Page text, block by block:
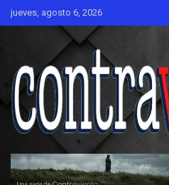
Skip
jueves, agosto 6, 2026
CONTRAVIENTO